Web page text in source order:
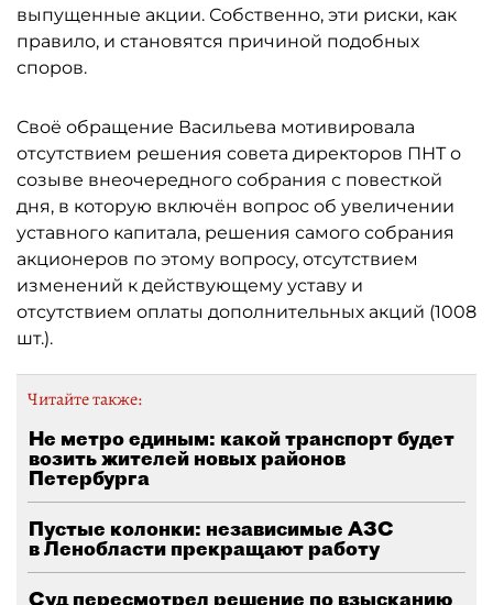
выпущенные акции. Собственно, эти риски, как
правило, и становятся причиной подобных
споров.
Своё обращение Васильева мотивировала
отсутствием решения совета директоров ПНТ о
созыве внеочередного собрания с повесткой
дня, в которую включён вопрос об увеличении
уставного капитала, решения самого собрания
акционеров по этому вопросу, отсутствием
изменений к действующему уставу и
отсутствием оплаты дополнительных акций (1008
шт.).
Читайте также:
Не метро единым: какой транспорт будет
возить жителей новых районов
Петербурга
Пустые колонки: независимые АЗС
в Ленобласти прекращают работу
Суд пересмотрел решение по взысканию